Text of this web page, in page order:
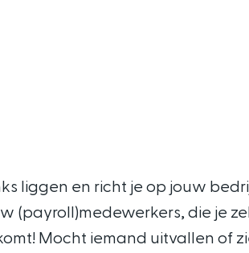
liggen en richt je op jouw
(payroll)medewerkers, die je
Mocht iemand uitvallen of